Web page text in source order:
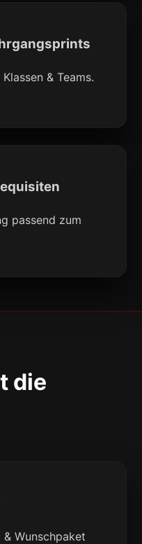
& Teams.
passend zum
die
& Wunschpaket